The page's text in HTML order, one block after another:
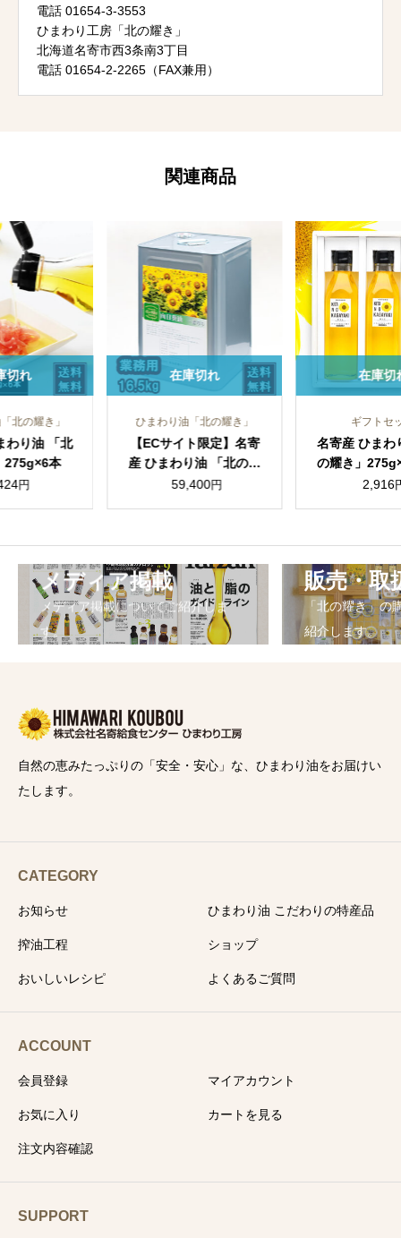
電話 01654-3-3553
ひまわり工房「北の耀き」
北海道名寄市西3条南3丁目
電話 01654-2-2265（FAX兼用）
関連商品
り油「北の耀き」
イト限定】名寄
わり油 「北の耀
16.5kg 一斗缶
59,400
在庫切れ
ギフトセット
名寄産 ひまわり油 「北
の耀き」275g×2本セッ
ト（化粧箱入）
2,916
在庫切れ
ギ
ひまわ
シング た
ット
在
メディア掲載
メディア掲載についてご紹介しま
す。
販売・取
「北の耀き」の
紹介します。
自然の恵みたっぷりの「安全・安心」な、ひまわり油をお届けい
たします。
CATEGORY
お知らせ ひまわり油 こだわりの特産品
搾油工程 ショップ
おいしいレシピ よくあるご質問
ACCOUNT
会員登録 マイアカウント
お気に入り カートを見る
注文内容確認
SUPPORT